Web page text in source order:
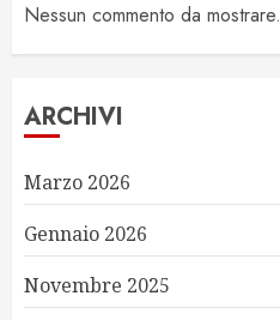
Nessun commento da mostrare.
ARCHIVI
Marzo 2026
Gennaio 2026
Novembre 2025